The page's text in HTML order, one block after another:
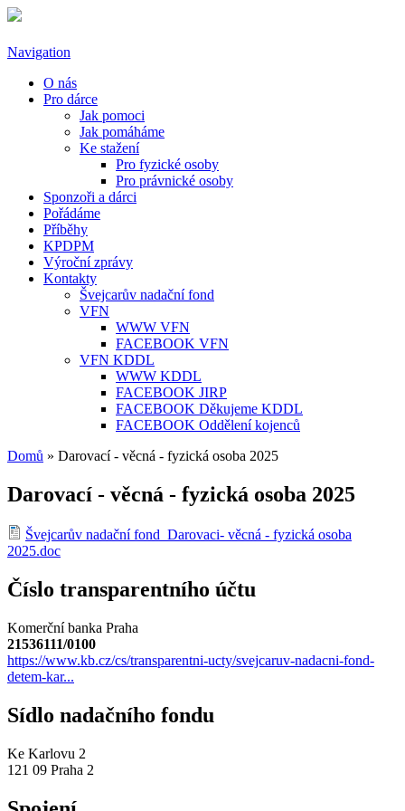
Přejít k hlavnímu obsahu
Navigation
O nás
Pro dárce
Jak pomoci
Jak pomáháme
Ke stažení
Pro fyzické osoby
Pro právnické osoby
Sponzoři a dárci
Pořádáme
Příběhy
KPDPM
Výroční zprávy
Kontakty
Švejcarův nadační fond
VFN
WWW VFN
FACEBOOK VFN
VFN KDDL
WWW KDDL
FACEBOOK JIRP
FACEBOOK Děkujeme KDDL
FACEBOOK Oddělení kojenců
Domů » Darovací - věcná - fyzická osoba 2025
Darovací - věcná - fyzická osoba 2025
Švejcarův nadační fond_Darovaci- věcná - fyzická osoba
2025.doc
Číslo transparentního účtu
Komerční banka Praha
21536111/0100
https://www.kb.cz/cs/transparentni-ucty/svejcaruv-nadacni-fond-
detem-kar...
Sídlo nadačního fondu
Ke Karlovu 2
121 09 Praha 2